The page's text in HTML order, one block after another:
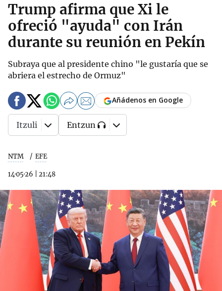
Trump afirma que Xi le
ofreció "ayuda" con Irán
durante su reunión en Pekín
Subraya que al presidente chino "le gustaría que se
abriera el estrecho de Ormuz"
NTM EFE
14·05·26 21:48
Añádenos en Google
Itzuli Entzun